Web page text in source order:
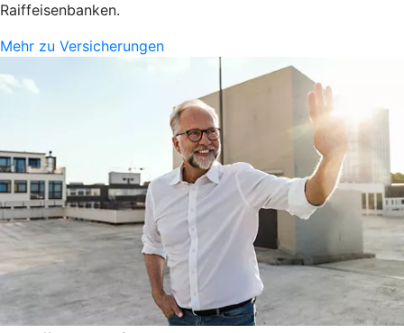
Raiffeisenbanken.
Mehr zu Versicherungen